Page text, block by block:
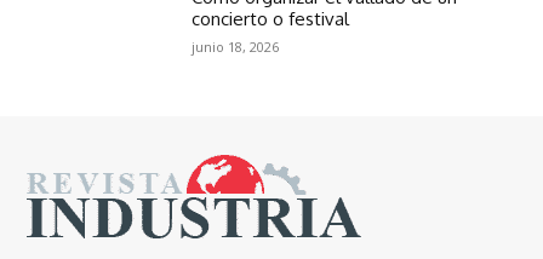
concierto o festival
junio 18, 2026